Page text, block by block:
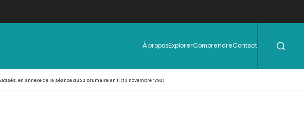
Menu
de
À proposExplorerComprendreContact
en annexe de la séance du 23 brumaire an II (13 novembre 1793)